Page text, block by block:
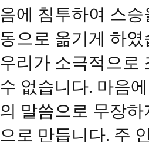
음에 침투하여 스
동으로 옮기게 하
우리가 소극적으로
수 없습니다. 마음
의 말씀으로 무장
으로 만듭니다. 주